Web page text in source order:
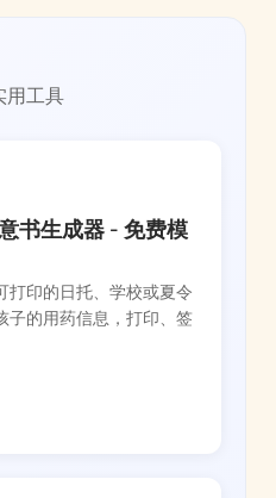
用工具
书生成器 - 免费模
打印的日托、学校或夏令
子的用药信息，打印、签